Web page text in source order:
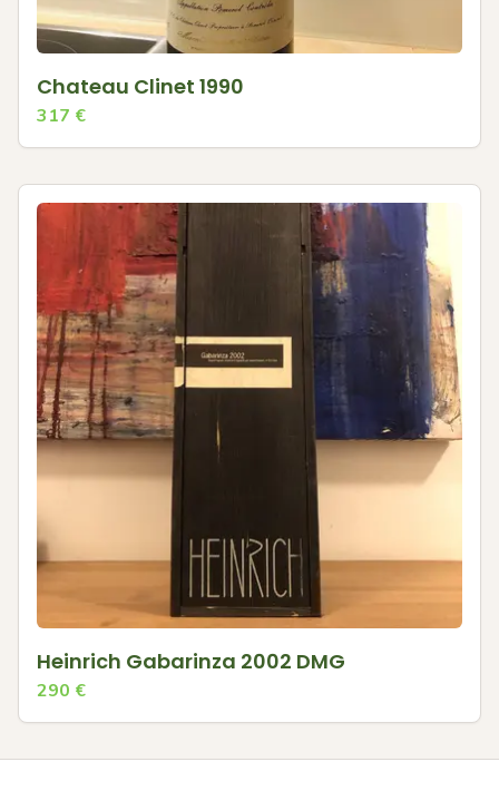
Chateau Clinet 1990
317 €
Heinrich Gabarinza 2002 DMG
290 €